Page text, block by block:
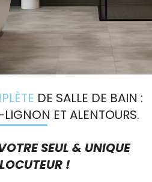
DE SALLE DE BAIN :
ET ALENTOURS.
SEUL & UNIQUE
!